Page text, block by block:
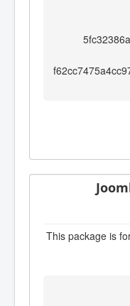
This package is